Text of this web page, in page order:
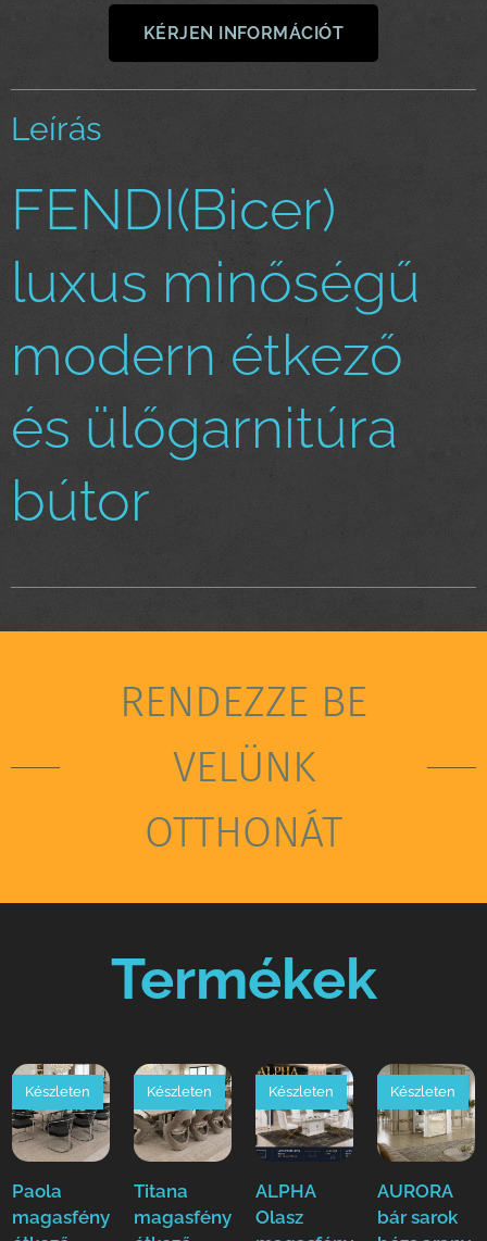
KÉRJEN INFORMÁCIÓT
Leírás
FENDI(Bicer)
luxus minőségű
modern étkező
és ülőgarnitúra
bútor
RENDEZZE BE
VELÜNK
OTTHONÁT
Termékek
Paola
magasfényű
Készleten
Titana
magasfényű
Készleten
ALPHA
Olasz
Készleten
AURORA
bár sarok
Készleten